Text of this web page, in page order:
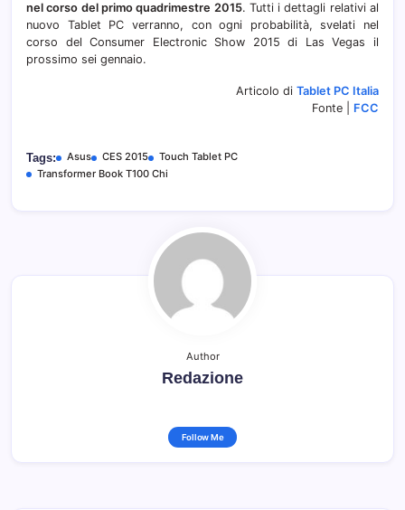
nel corso del primo quadrimestre 2015. Tutti i dettagli relativi al
nuovo Tablet PC verranno, con ogni probabilità, svelati nel
corso del Consumer Electronic Show 2015 di Las Vegas il
prossimo sei gennaio.
Articolo di Tablet PC Italia
Fonte | FCC
Tags: Asus CES 2015
Touch Tablet PC
Transformer Book T100 Chi
Author
Redazione
Follow Me